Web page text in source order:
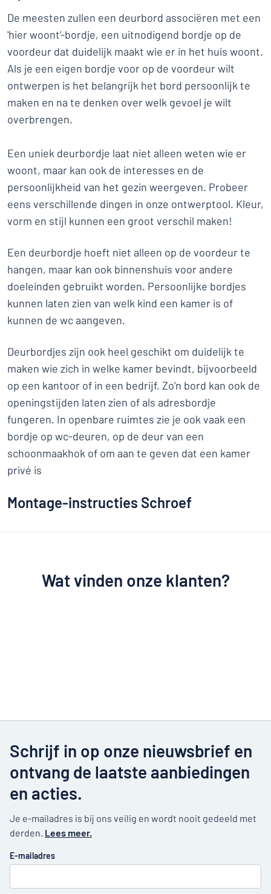
De meesten zullen een deurbord associëren met een
'hier woont'-bordje, een uitnodigend bordje op de
voordeur dat duidelijk maakt wie er in het huis woont.
Als je een eigen bordje voor op de voordeur wilt
ontwerpen is het belangrijk het bord persoonlijk te
maken en na te denken over welk gevoel je wilt
overbrengen.
Een uniek deurbordje laat niet alleen weten wie er
woont, maar kan ook de interesses en de
persoonlijkheid van het gezin weergeven. Probeer
eens verschillende dingen in onze ontwerptool. Kleur,
vorm en stijl kunnen een groot verschil maken!
Een deurbordje hoeft niet alleen op de voordeur te
hangen, maar kan ook binnenshuis voor andere
doeleinden gebruikt worden. Persoonlijke bordjes
kunnen laten zien van welk kind een kamer is of
kunnen de wc aangeven.
Deurbordjes zijn ook heel geschikt om duidelijk te
maken wie zich in welke kamer bevindt, bijvoorbeeld
op een kantoor of in een bedrijf. Zo'n bord kan ook de
openingstijden laten zien of als adresbordje
fungeren. In openbare ruimtes zie je ook vaak een
bordje op wc-deuren, op de deur van een
schoonmaakhok of om aan te geven dat een kamer
privé is
Montage-instructies Schroef
Wat vinden onze klanten?
Schrijf in op onze nieuwsbrief en
ontvang de laatste aanbiedingen
en acties.
Je e-mailadres is bij ons veilig en wordt nooit gedeeld met
derden. Lees meer.
E-mailadres